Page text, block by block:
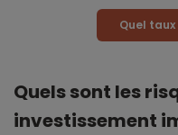
Quel
Quels sont les
investissement